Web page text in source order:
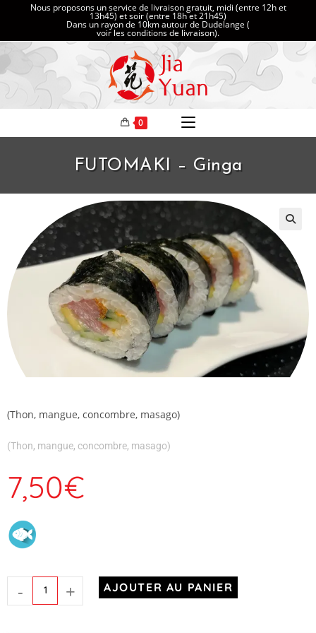
Nous proposons un service de livraison gratuit, midi (entre 12h et
13h45) et soir (entre 18h et 21h45)
Dans un rayon de 10km autour de Dudelange (
voir les conditions de livraison).
0
FUTOMAKI – Ginga
(Thon, mangue, concombre, masago)
(Thon, mangue, concombre, masago)
7,50€
- + AJOUTER AU PANIER